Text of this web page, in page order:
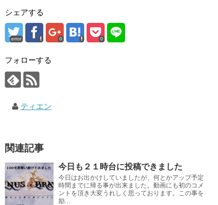
シェアする
error 0 0
フォローする
ティエン
関連記事
今日も２１時台に投稿できました
今日はお出かけしていましたが、何とかアップ予定
時間までに帰る事が出来ました。動画にも初のコメ
ントを頂き大変うれしく思っております。この事を
励...